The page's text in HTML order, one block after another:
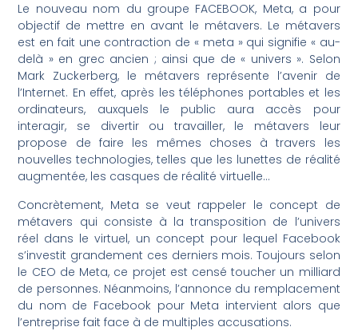
Le nouveau nom du groupe FACEBOOK, Meta, a pour
objectif de mettre en avant le métavers. Le métavers
est en fait une contraction de « meta » qui signifie « au-
delà » en grec ancien ; ainsi que de « univers ». Selon
Mark Zuckerberg, le métavers représente l’avenir de
l’Internet. En effet, après les téléphones portables et les
ordinateurs, auxquels le public aura accès pour
interagir, se divertir ou travailler, le métavers leur
propose de faire les mêmes choses à travers les
nouvelles technologies, telles que les lunettes de réalité
augmentée, les casques de réalité virtuelle…
Concrètement, Meta se veut rappeler le concept de
métavers qui consiste à la transposition de l’univers
réel dans le virtuel, un concept pour lequel Facebook
s’investit grandement ces derniers mois. Toujours selon
le CEO de Meta, ce projet est censé toucher un milliard
de personnes. Néanmoins, l’annonce du remplacement
du nom de Facebook pour Meta intervient alors que
l’entreprise fait face à de multiples accusations.